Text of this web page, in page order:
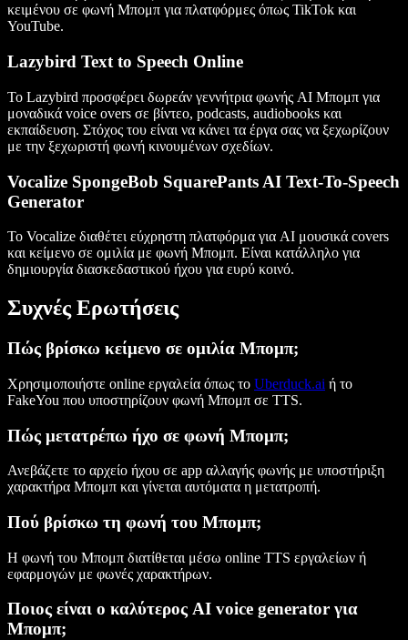
κειμένου σε φωνή Μπομπ για πλατφόρμες όπως TikTok και
YouTube.
Lazybird Text to Speech Online
Το Lazybird προσφέρει δωρεάν γεννήτρια φωνής AI Μπομπ για
μοναδικά voice overs σε βίντεο, podcasts, audiobooks και
εκπαίδευση. Στόχος του είναι να κάνει τα έργα σας να ξεχωρίζουν
με την ξεχωριστή φωνή κινουμένων σχεδίων.
Vocalize SpongeBob SquarePants AI Text-To-Speech
Generator
Το Vocalize διαθέτει εύχρηστη πλατφόρμα για AI μουσικά covers
και κείμενο σε ομιλία με φωνή Μπομπ. Είναι κατάλληλο για
δημιουργία διασκεδαστικού ήχου για ευρύ κοινό.
Συχνές Ερωτήσεις
Πώς βρίσκω κείμενο σε ομιλία Μπομπ;
Χρησιμοποιήστε online εργαλεία όπως το Uberduck.ai ή το
FakeYou που υποστηρίζουν φωνή Μπομπ σε TTS.
Πώς μετατρέπω ήχο σε φωνή Μπομπ;
Ανεβάζετε το αρχείο ήχου σε app αλλαγής φωνής με υποστήριξη
χαρακτήρα Μπομπ και γίνεται αυτόματα η μετατροπή.
Πού βρίσκω τη φωνή του Μπομπ;
Η φωνή του Μπομπ διατίθεται μέσω online TTS εργαλείων ή
εφαρμογών με φωνές χαρακτήρων.
Ποιος είναι ο καλύτερος AI voice generator για
Μπομπ;